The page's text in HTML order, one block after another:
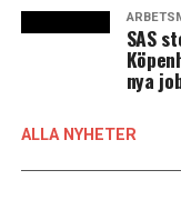
– Valberedning är
och fortsatte:
– Den kan
styrelsen så har
till. Det är ett
SAS
nya
ALLA NYHETER